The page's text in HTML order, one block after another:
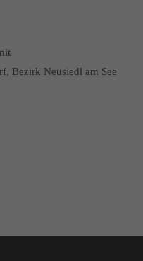
Bezirk Neusiedl am See